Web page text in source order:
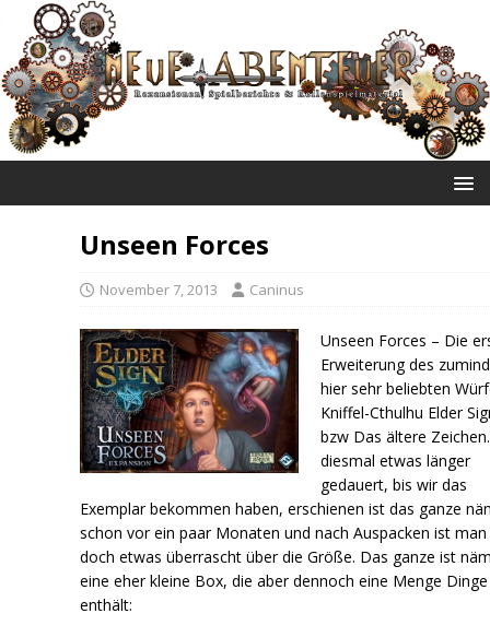
Unseen Forces
November 7, 2013 Caninus
Unseen Forces – Die
Erweiterung des
hier sehr beliebten
Kniffel-Cthulhu Elder
bzw Das ältere
diesmal etwas länger
gedauert, bis wir das
Exemplar bekommen haben, erschienen ist das ganze
schon vor ein paar Monaten und nach Auspacken ist
doch etwas überrascht über die Größe. Das ganze ist
eine eher kleine Box, die aber dennoch eine Menge Dinge
enthält: